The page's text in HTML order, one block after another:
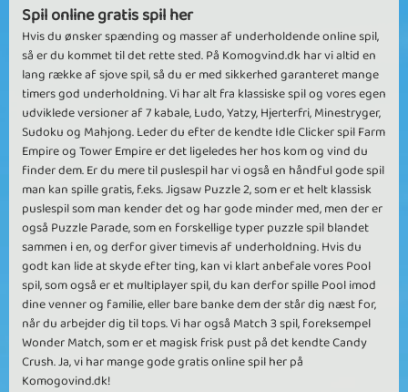
Spil online gratis spil her
Hvis du ønsker spænding og masser af underholdende online spil,
så er du kommet til det rette sted. På Komogvind.dk har vi altid en
lang række af sjove spil, så du er med sikkerhed garanteret mange
timers god underholdning. Vi har alt fra klassiske spil og vores egen
udviklede versioner af 7 kabale, Ludo, Yatzy, Hjerterfri, Minestryger,
Sudoku og Mahjong. Leder du efter de kendte Idle Clicker spil Farm
Empire og Tower Empire er det ligeledes her hos kom og vind du
finder dem. Er du mere til puslespil har vi også en håndful gode spil
man kan spille gratis, f.eks. Jigsaw Puzzle 2, som er et helt klassisk
puslespil som man kender det og har gode minder med, men der er
også Puzzle Parade, som en forskellige typer puzzle spil blandet
sammen i en, og derfor giver timevis af underholdning. Hvis du
godt kan lide at skyde efter ting, kan vi klart anbefale vores Pool
spil, som også er et multiplayer spil, du kan derfor spille Pool imod
dine venner og familie, eller bare banke dem der står dig næst for,
når du arbejder dig til tops. Vi har også Match 3 spil, foreksempel
Wonder Match, som er et magisk frisk pust på det kendte Candy
Crush. Ja, vi har mange gode gratis online spil her på
Komogovind.dk!